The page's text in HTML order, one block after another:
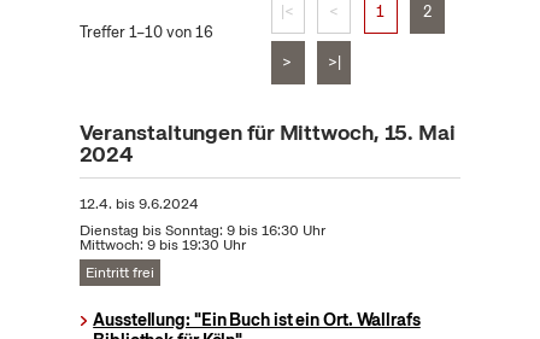
Treffer 1–10 von 16
|< < 1 2
> >|
Veranstaltungen für Mittwoch, 15. Mai
2024
12.4. bis9.6.2024
Dienstag bis Sonntag: 9 bis 16:30 Uhr
Mittwoch: 9 bis 19:30 Uhr
Eintritt frei
Ausstellung: "Ein Buch ist ein Ort. Wallrafs